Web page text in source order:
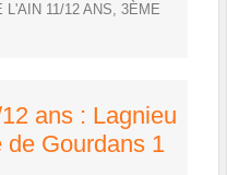
L'AIN 11/12 ANS, 3ÈME
ans : Lagnieu
de Gourdans 1